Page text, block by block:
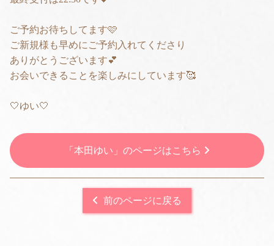
ご予約お待ちしてます🩷
ご新規様も早めにご予約入れてくださり
ありがとうございます💕
お会いできることを楽しみにしています🥰
🤍ゆい🤍
「本田ゆい」のページはこちら
前のページに戻る